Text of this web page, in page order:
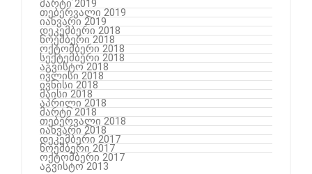
მარტი 2019
თებერვალი 2019
იანვარი 2019
დეკემბერი 2018
ნოემბერი 2018
ოქტომბერი 2018
სექტემბერი 2018
აგვისტო 2018
ივლისი 2018
ივნისი 2018
მაისი 2018
აპრილი 2018
მარტი 2018
თებერვალი 2018
იანვარი 2018
დეკემბერი 2017
ნოემბერი 2017
ოქტომბერი 2017
აგვისტო 2013